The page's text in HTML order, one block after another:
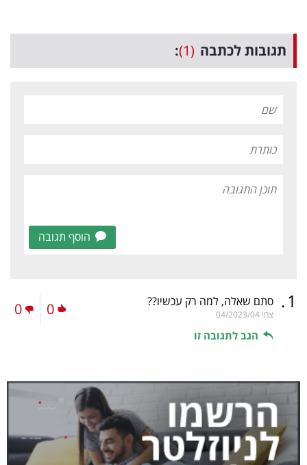
תגובות לכתבה (1)
:
הוסף תגובה
1
. סתם שאלה, למה רק עכשיו??
צחי 04/2023/04
הגב לתגובה זו
0
0